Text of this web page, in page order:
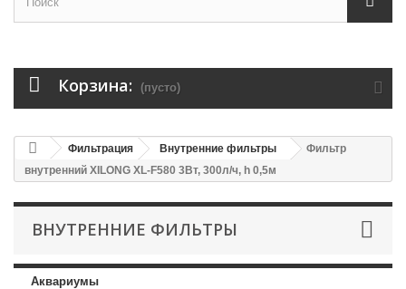
Корзина: (пусто)
Фильтрация Внутренние фильтры
Фильтр
внутренний XILONG XL-F580 3Вт, 300л/ч, h 0,5м
ВНУТРЕННИЕ ФИЛЬТРЫ
Аквариумы